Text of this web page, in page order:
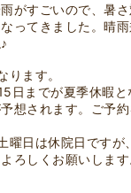
がすごいので、暑さ
ってきました。晴
ります。
日までが夏季休暇
想されます。ご予
曜日は休院日ですが
ろしくお願いします